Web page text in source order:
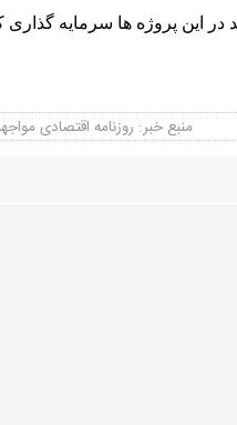
پروژه ها سرمایه گذاری
منبع خبر: روزنامه اقتصادی مواجهه - 19 فروردین